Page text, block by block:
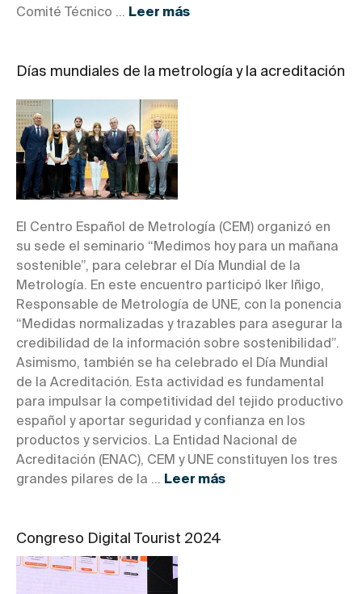
Comité Técnico ... Leer más
Días mundiales de la metrología y la acreditación
El Centro Español de Metrología (CEM) organizó en
su sede el seminario “Medimos hoy para un mañana
sostenible”, para celebrar el Día Mundial de la
Metrología. En este encuentro participó Iker Iñigo,
Responsable de Metrología de UNE, con la ponencia
“Medidas normalizadas y trazables para asegurar la
credibilidad de la información sobre sostenibilidad”.
Asimismo, también se ha celebrado el Día Mundial
de la Acreditación. Esta actividad es fundamental
para impulsar la competitividad del tejido productivo
español y aportar seguridad y confianza en los
productos y servicios. La Entidad Nacional de
Acreditación (ENAC), CEM y UNE constituyen los tres
grandes pilares de la ... Leer más
Congreso Digital Tourist 2024